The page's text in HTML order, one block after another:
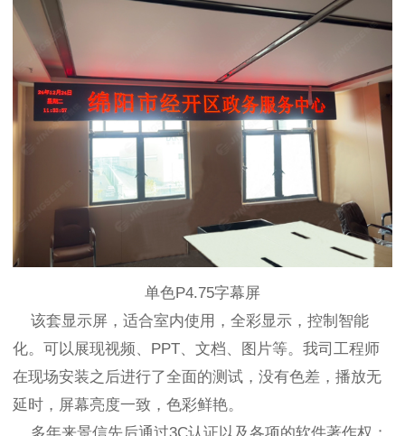
单色P4.75字幕屏
该套显示屏，适合室内使用，全彩显示，控制智能
化。可以展现视频、PPT、文档、图片等。我司工程师
在现场安装之后进行了全面的测试，没有色差，播放无
延时，屏幕亮度一致，色彩鲜艳。
多年来景信先后通过3C认证以及各项的软件著作权；